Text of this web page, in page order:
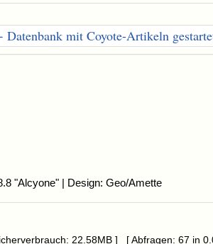
mit Coyote-Artikeln
"Alcyone" | Design: Geo/Amette
22.58MB ] [ Abfragen: 67 in